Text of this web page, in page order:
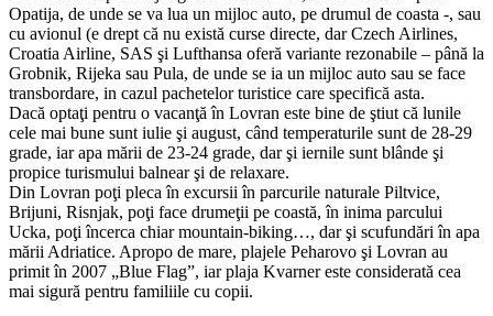
Opatija, de unde se va lua un mijloc auto, pe drumul de coasta -, sau
cu avionul (e drept că nu există curse directe, dar Czech Airlines,
Croatia Airline, SAS şi Lufthansa oferă variante rezonabile – până la
Grobnik, Rijeka sau Pula, de unde se ia un mijloc auto sau se face
transbordare, in cazul pachetelor turistice care specifică asta.
Dacă optaţi pentru o vacanţă în Lovran este bine de ştiut că lunile
cele mai bune sunt iulie şi august, când temperaturile sunt de 28-29
grade, iar apa mării de 23-24 grade, dar şi iernile sunt blânde şi
propice turismului balnear şi de relaxare.
Din Lovran poţi pleca în excursii în parcurile naturale Piltvice,
Brijuni, Risnjak, poţi face drumeţii pe coastă, în inima parcului
Ucka, poţi încerca chiar mountain-biking…, dar şi scufundări în apa
mării Adriatice. Apropo de mare, plajele Peharovo şi Lovran au
primit în 2007 „Blue Flag”, iar plaja Kvarner este considerată cea
mai sigură pentru familiile cu copii.